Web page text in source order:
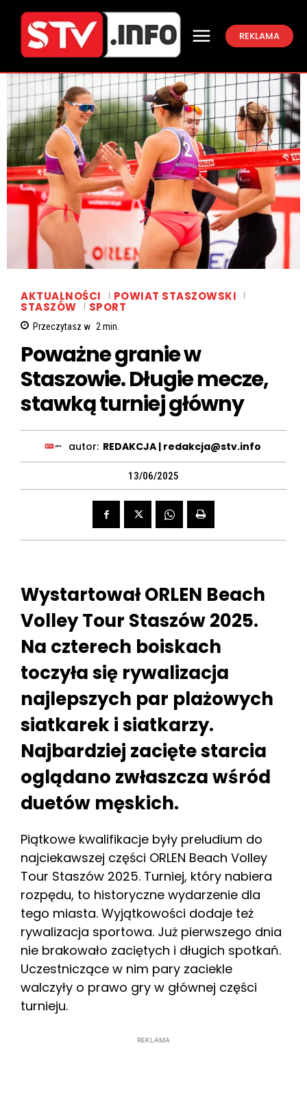
REKLAMA
AKTUALNOŚCI POWIAT STASZOWSKI
STASZÓW SPORT
Przeczytasz w 2 min.
Poważne granie w
Staszowie. Długie mecze,
stawką turniej główny
autor: REDAKCJA | redakcja@stv.info
13/06/2025
Wystartował ORLEN Beach
Volley Tour Staszów 2025.
Na czterech boiskach
toczyła się rywalizacja
najlepszych par plażowych
siatkarek i siatkarzy.
Najbardziej zacięte starcia
oglądano zwłaszcza wśród
duetów męskich.
Piątkowe kwalifikacje były preludium do
najciekawszej części ORLEN Beach Volley
Tour Staszów 2025. Turniej, który nabiera
rozpędu, to historyczne wydarzenie dla
tego miasta. Wyjątkowości dodaje też
rywalizacja sportowa. Już pierwszego dnia
nie brakowało zaciętych i długich spotkań.
Uczestniczące w nim pary zaciekle
walczyły o prawo gry w głównej części
turnieju.
REKLAMA